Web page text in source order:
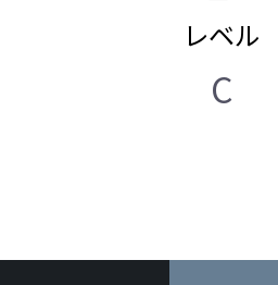
レベル
C